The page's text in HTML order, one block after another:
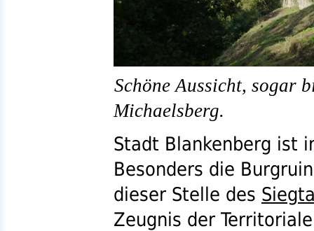
Schöne Aussicht, sogar
Michaelsberg.
Stadt Blankenberg ist
Besonders die
dieser Stelle des
Zeugnis der